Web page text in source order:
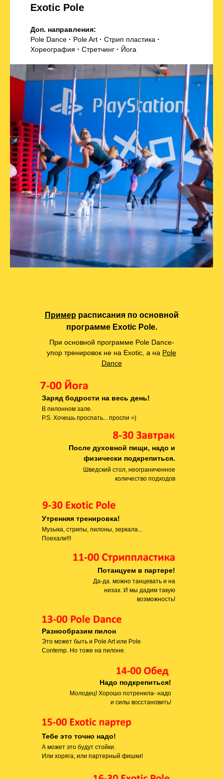
Exotic Pole
Доп. направления:
Pole Dance · Pole Art · Стрип пластика ·
Хореография · Стретчинг · Йога
Заряд бодрости на весь день!
Примеррасписания по основной
программе Exotic Pole.
В пилонном зале.
P.S. Хочешь проспать... проспи =)
Музыка, стрипы, пилоны, зеркала...
Поехали!!!
Шведский стол, неограниченное
количество подходов
Утренняя тренировка!
После духовной пищи, надо и
физически подкрепиться.
Тебе это точно надо!
А может это будут стойки.
Или хоряга, или партерный фишки!
Да-да. можно танцевать и на
низах. И мы дадим такую
возможность!
Потанцуем в партере!
Это может быть и Pole Art или Pole
Contemp. Но тоже на пилоне.
Разнообразим пилон
Молодец! Хорошо потренила- надо
и силы восстановить!
Надо подкрепиться!
При основной программе Pole Dance-
упор тренировок не на Exotic, а на Pole
Dance